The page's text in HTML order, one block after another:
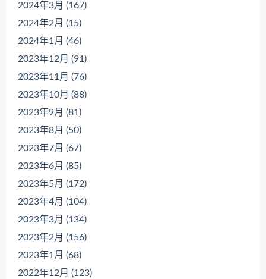
2024年3月 (167)
2024年2月 (15)
2024年1月 (46)
2023年12月 (91)
2023年11月 (76)
2023年10月 (88)
2023年9月 (81)
2023年8月 (50)
2023年7月 (67)
2023年6月 (85)
2023年5月 (172)
2023年4月 (104)
2023年3月 (134)
2023年2月 (156)
2023年1月 (68)
2022年12月 (123)